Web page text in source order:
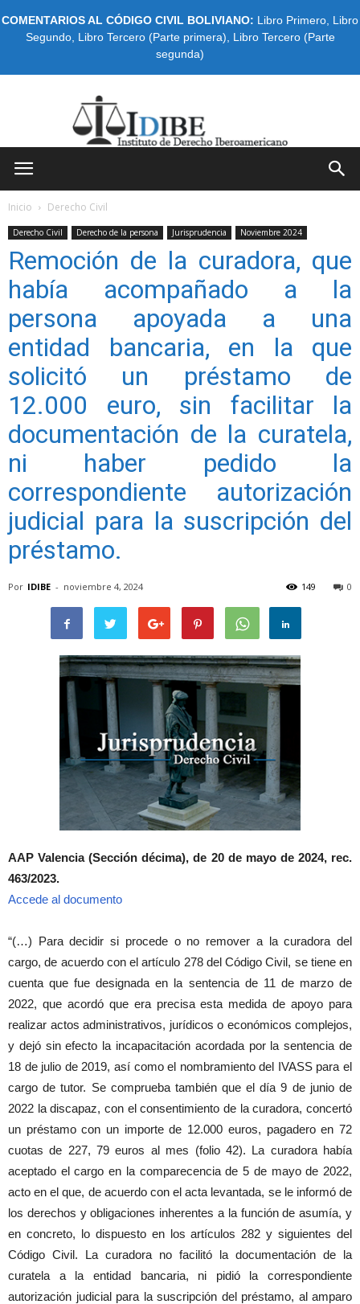
COMENTARIOS AL CÓDIGO CIVIL BOLIVIANO: Libro Primero Libro
Segundo, Libro Tercero (Parte primera)
Libro Tercero (Parte
segunda)
Inicio Derecho Civil
Derecho Civil Derecho de la persona Jurisprudencia Noviembre 2024
Remoción de la curadora, que
había acompañado a la
persona apoyada a una
entidad bancaria, en la que
solicitó un préstamo de
12.000 euro, sin facilitar la
documentación de la curatela,
ni haber pedido la
correspondiente autorización
judicial para la suscripción del
préstamo.
Por IDIBE - noviembre 4, 2024 0
149
AAP Valencia (Sección décima), de 20 de mayo de 2024, rec.
463/2023.
Accede al documento
“(…) Para decidir si procede o no remover a la curadora del
cargo, de acuerdo con el artículo 278 del Código Civil, se tiene en
cuenta que fue designada en la sentencia de 11 de marzo de
2022, que acordó que era precisa esta medida de apoyo para
realizar actos administrativos, jurídicos o económicos complejos,
y dejó sin efecto la incapacitación acordada por la sentencia de
18 de julio de 2019, así como el nombramiento del IVASS para el
cargo de tutor. Se comprueba también que el día 9 de junio de
2022 la discapaz, con el consentimiento de la curadora, concertó
un préstamo con un importe de 12.000 euros, pagadero en 72
cuotas de 227, 79 euros al mes (folio 42). La curadora había
aceptado el cargo en la comparecencia de 5 de mayo de 2022,
acto en el que, de acuerdo con el acta levantada, se le informó de
los derechos y obligaciones inherentes a la función de asumía, y
en concreto, lo dispuesto en los artículos 282 y siguientes del
Código Civil. La curadora no facilitó la documentación de la
curatela a la entidad bancaria, ni pidió la correspondiente
autorización judicial para la suscripción del préstamo, al amparo